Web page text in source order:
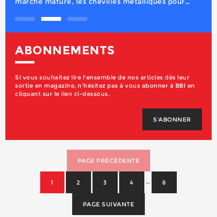
ABONNEMENTS
Si vous souhaitez lire l'ensemble de nos articles dès leur
sortie en magazine, n’hésitez pas à vous abonner à BBI en
cliquant sur le lien ci-dessous.
S'ABONNER
PAGE PRÉCÉDENTE
1 2 3 4 … 6
PAGE SUIVANTE